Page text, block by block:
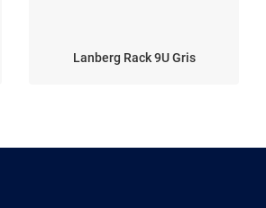
Lanberg Rack 9U Gris